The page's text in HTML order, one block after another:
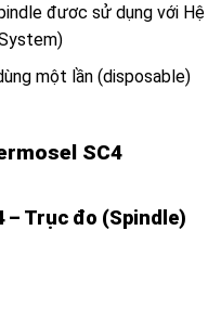
đươc sử dụng với Hệ
một lần (disposable)
SC4
– Trục đo (Spindle)